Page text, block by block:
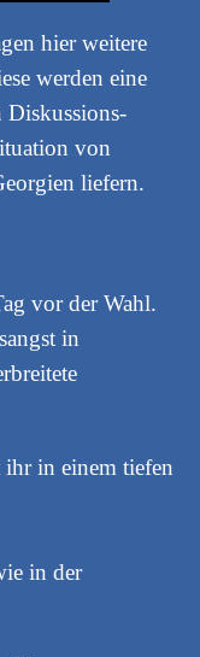
hier weitere
werden eine
Diskussions-
von
liefern.
vor der Wahl.
in
in einem tiefen
in der